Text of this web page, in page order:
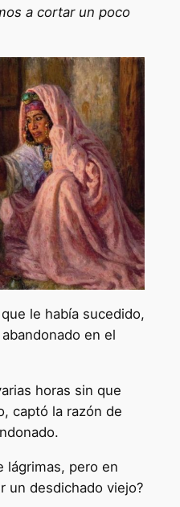
a cortar un poco
le había sucedido,
en el
horas sin que
captó la razón de
lágrimas, pero en
un desdichado viejo?